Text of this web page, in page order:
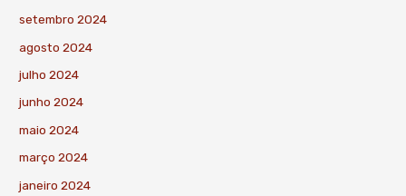
setembro 2024
agosto 2024
julho 2024
junho 2024
maio 2024
março 2024
janeiro 2024